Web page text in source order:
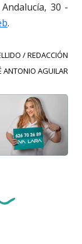
30 -
.
/ REDACCIÓN
ANTONIO AGUILAR